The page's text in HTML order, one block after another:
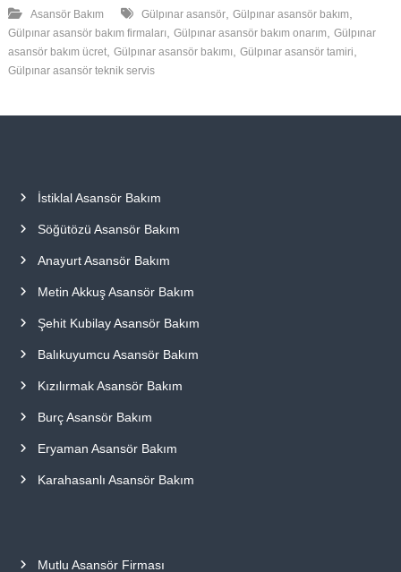
Asansör Bakım Gülpınar asansör, Gülpınar asansör bakım
Gülpınar asansör bakım firmaları Gülpınar asansör bakım onarım
Gülpınar
asansör bakım ücret, Gülpınar asansör bakımı Gülpınar asansör tamiri
Gülpınar asansör teknik servis
İstiklal Asansör Bakım
Söğütözü Asansör Bakım
Anayurt Asansör Bakım
Metin Akkuş Asansör Bakım
Şehit Kubilay Asansör Bakım
Balıkuyumcu Asansör Bakım
Kızılırmak Asansör Bakım
Burç Asansör Bakım
Eryaman Asansör Bakım
Karahasanlı Asansör Bakım
Mutlu Asansör Firması